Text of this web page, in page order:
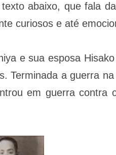
abaixo, que fala
curiosos e até
e sua esposa
Terminada a guerra
em guerra contra